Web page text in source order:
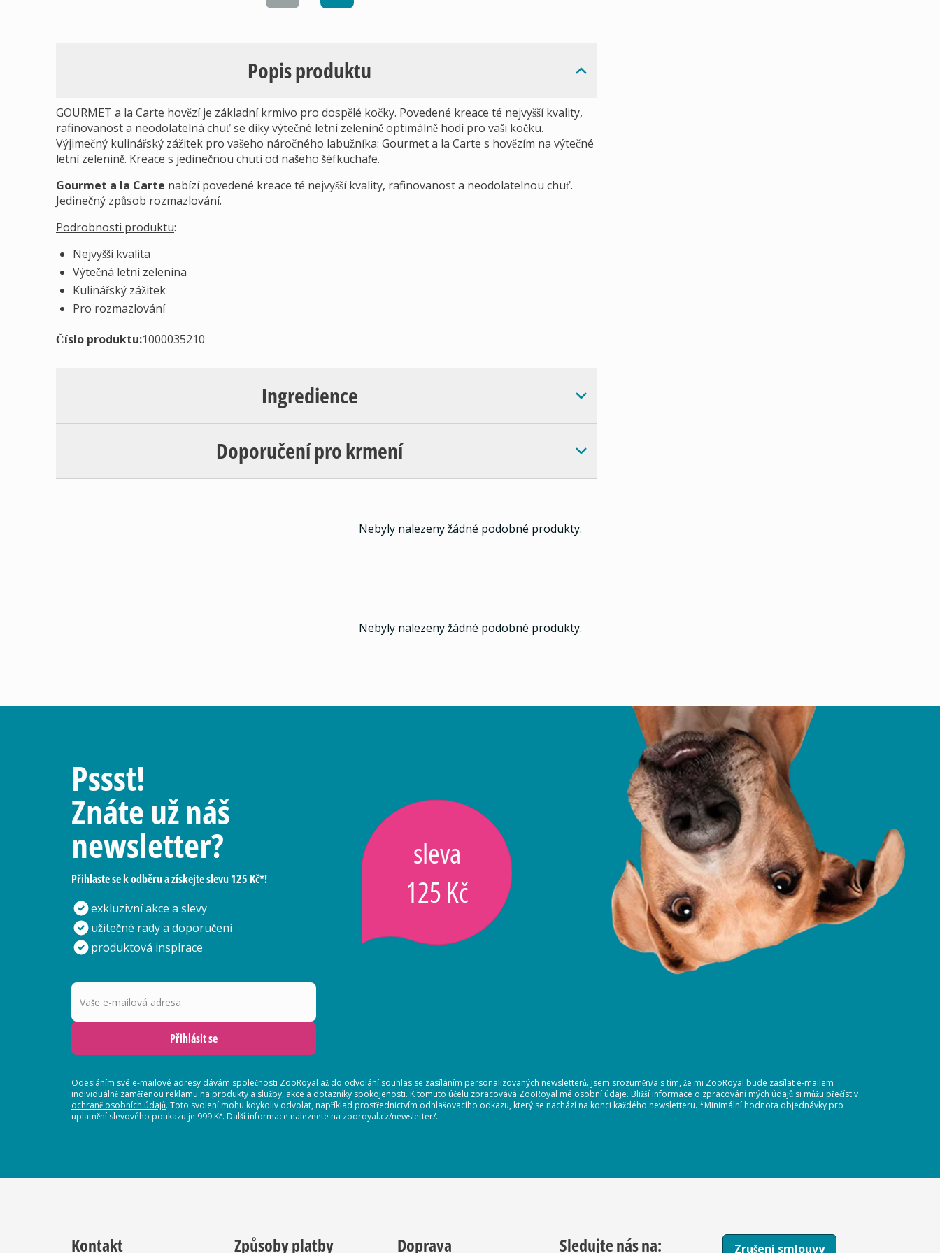
Popis produktu
GOURMET a la Carte hovězí je základní krmivo pro dospělé kočky. Povedené kreace té nejvyšší kvality,
rafinovanost a neodolatelná chuť se díky výtečné letní zelenině optimálně hodí pro vaši kočku.
Výjimečný kulinářský zážitek pro vašeho náročného labužníka: Gourmet a la Carte s hovězím na výtečné
letní zelenině. Kreace s jedinečnou chutí od našeho šéfkuchaře.
Gourmet a la Carte nabízí povedené kreace té nejvyšší kvality, rafinovanost a neodolatelnou chuť.
Jedinečný způsob rozmazlování.
Podrobnosti produktu:
Nejvyšší kvalita
Výtečná letní zelenina
Kulinářský zážitek
Pro rozmazlování
Číslo produktu:1000035210
Ingredience
Doporučení pro krmení
Nebyly nalezeny žádné podobné produkty.
Nebyly nalezeny žádné podobné produkty.
Pssst!
Znáte už náš
newsletter?
Přihlaste se k odběru a získejte slevu 125 Kč*!
exkluzivní akce a slevy
užitečné rady a doporučení
produktová inspirace
sleva
125 Kč
Vaše e-mailová adresa
Přihlásit se
Odesláním své e-mailové adresy dávám společnosti ZooRoyal až do odvolání souhlas se zasíláním personalizovaných newsletterů. Jsem srozuměn/a s tím, že mi ZooRoyal bude zasílat e-mailem
individuálně zaměřenou reklamu na produkty a služby, akce a dotazníky spokojenosti. K tomuto účelu zpracovává ZooRoyal mé osobní údaje. Bližší informace o zpracování mých údajů si můžu přečíst v
ochraně osobních údajů. Toto svolení mohu kdykoliv odvolat, například prostřednictvím odhlašovacího odkazu, který se nachází na konci každého newsletteru. *Minimální hodnota objednávky pro
uplatnění slevového poukazu je 999 Kč. Další informace naleznete na zooroyal.cz/newsletter/.
Kontakt Způsoby platby Doprava Sledujte nás na: Zrušení smlouvy